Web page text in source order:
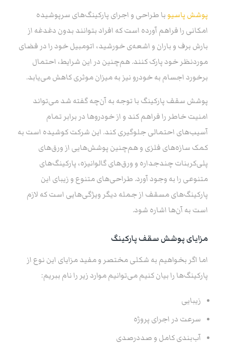
پوشش پاسیو با طراحی و اجرای پارکینگ‌های سرپوشیده
امکانی را فراهم آورده است که افراد بتوانند بدون دغدغه از
بارش برف و باران و اشعه‌ی خورشید، اتومبیل خود را در فضای
موردنظر خود پارک کنند. هم‌چنین در این شرایط، احتمال
برخورد اجسام به خودرو نیز به میزان موثری کاهش می‌یابد.
پوشش سقف پارکینگ با توجه به آن‌چه گفته شد می‌تواند
امنیت خاطر را فراهم کند و از خودروها در برابر تمام
آسیب‌های احتمالی جلوگیری کند. این شرکت کوشیده است به
کمک سازه‌های فلزی و هم‌چنین پوشش‌هایی از ورق‌های
پلی‌کربنات چندجداره و ورق‌های گالوانیزه، پارکینگ‌های
متنوعی را به وجود آورد. طراحی‌های متنوع و زیبای این
پارکینگ‌های مسقف از جمله دیگر ویژگی‌هایی است که لازم
است به آن‌ها اشاره شود.
مزایای پوشش سقف پارکینگ
اما اگر بخواهیم به شکلی مختصر و مفید مزایای این نوع از
پارکینگ‌ها را بیان کنیم می‌توانیم موارد زیر را نام ببریم:
زیبایی
سرعت در اجرای پروژه
آب‌بندی کامل و صد‌درصدی